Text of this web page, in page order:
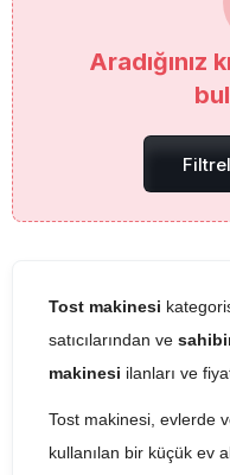
Aradığınız
Tost makinesi
satıcılarından ve
makinesi ilanları ve
Tost makinesi, evlerde
kullanılan bir küçük ev